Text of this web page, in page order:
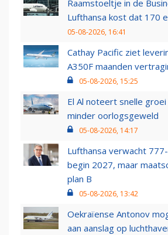
Raamstoeltje in de
Lufthansa kost dat 170
05-08-2026, 16:41
Cathay Pacific ziet
A350F maanden
05-08-2026, 15:25
El Al noteert snelle
minder oorlogsgeweld
05-08-2026, 14:17
Lufthansa verwacht
begin 2027, maar
plan B
05-08-2026, 13:42
Oekraïense Antonov
aan aanslag op